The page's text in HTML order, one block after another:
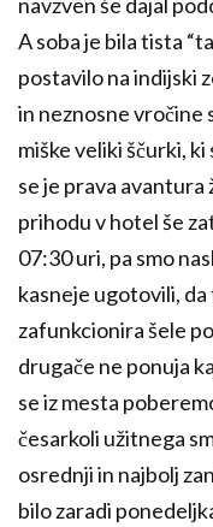
A soba je bila tista
postavilo na indijski
in neznosne vročine
miške veliki ščurki,
se je prava avantura
prihodu v hotel še
07:30 uri, pa smo
kasneje ugotovili,
zafunkcionira šele
drugače ne ponuja
se iz mesta
česarkoli užitnega
osrednji in najbolj
bilo zaradi